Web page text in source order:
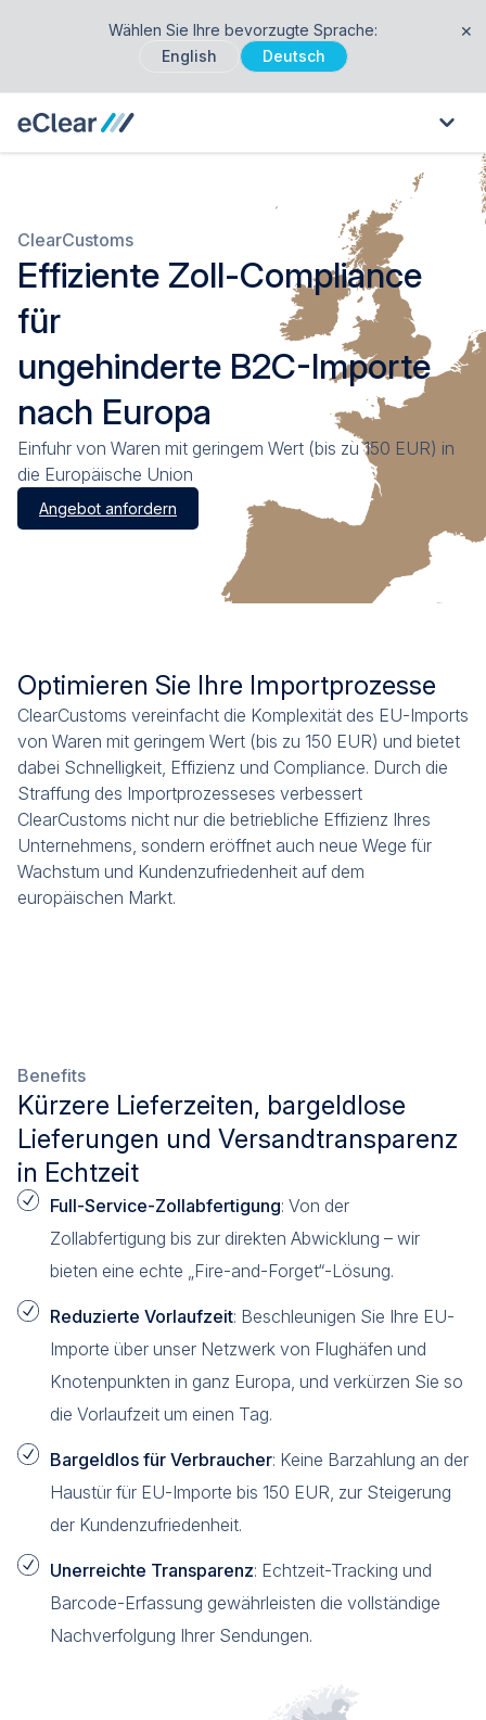
Wählen Sie Ihre bevorzugte Sprache:
English
Deutsch
✕
ClearCustoms
Effiziente Zoll-Compliance
für
ungehinderte B2C-Importe
nach Europa
Einfuhr von Waren mit geringem Wert (bis zu 150 EUR) in
die Europäische Union
Angebot anfordern
Optimieren Sie Ihre Importprozesse
ClearCustoms vereinfacht die Komplexität des EU-Imports
von Waren mit geringem Wert (bis zu 150 EUR) und bietet
dabei Schnelligkeit, Effizienz und Compliance. Durch die
Straffung des Importprozesseses verbessert
ClearCustoms nicht nur die betriebliche Effizienz Ihres
Unternehmens, sondern eröffnet auch neue Wege für
Wachstum und Kundenzufriedenheit auf dem
europäischen Markt.
Benefits
Kürzere Lieferzeiten, bargeldlose
Lieferungen und Versandtransparenz
in Echtzeit
Full-Service-Zollabfertigung: Von der
Zollabfertigung bis zur direkten Abwicklung – wir
bieten eine echte „Fire-and-Forget“-Lösung.
Reduzierte Vorlaufzeit: Beschleunigen Sie Ihre EU-
Importe über unser Netzwerk von Flughäfen und
Knotenpunkten in ganz Europa, und verkürzen Sie so
die Vorlaufzeit um einen Tag.
Bargeldlos für Verbraucher: Keine Barzahlung an der
Haustür für EU-Importe bis 150 EUR, zur Steigerung
der Kundenzufriedenheit.
Unerreichte Transparenz: Echtzeit-Tracking und
Barcode-Erfassung gewährleisten die vollständige
Nachverfolgung Ihrer Sendungen.